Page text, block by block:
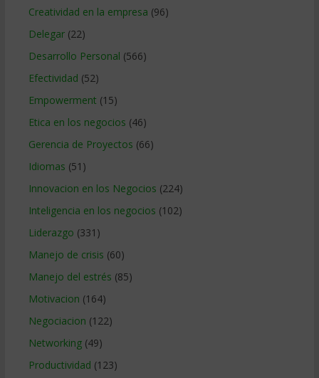
Creatividad en la empresa (96)
Delegar(22)
Desarrollo Personal (566)
Efectividad (52)
Empowerment (15)
Etica en los negocios (46)
Gerencia de Proyectos (66)
Idiomas (51)
Innovacion en los Negocios (224)
Inteligencia en los negocios (102)
Liderazgo (331)
Manejo de crisis (60)
Manejo del estrés (85)
Motivacion (164)
Negociacion (122)
Networking(49)
Productividad (123)